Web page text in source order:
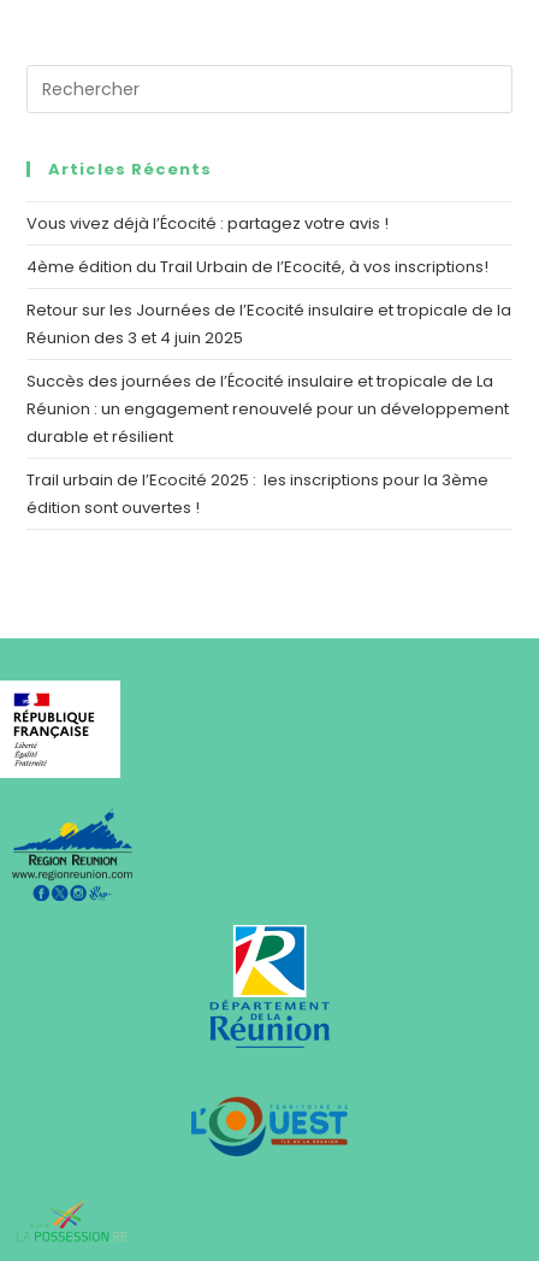
Articles Récents
Vous vivez déjà l’Écocité : partagez votre avis !
4ème édition du Trail Urbain de l’Ecocité, à vos inscriptions!
Retour sur les Journées de l’Ecocité insulaire et tropicale de la
Réunion des 3 et 4 juin 2025
Succès des journées de l’Écocité insulaire et tropicale de La
Réunion : un engagement renouvelé pour un développement
durable et résilient
Trail urbain de l’Ecocité 2025 : les inscriptions pour la 3ème
édition sont ouvertes !